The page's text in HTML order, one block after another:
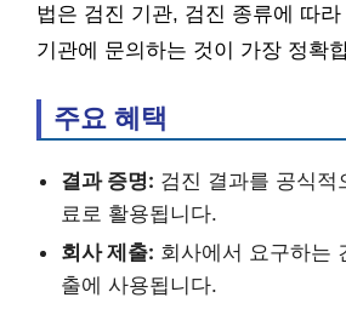
법은 검진 기관, 검진 종류에 따
기관에 문의하는 것이 가장 정확
주요 혜택
결과 증명: 검진 결과를 공식적
료로 활용됩니다.
회사 제출: 회사에서 요구하는
출에 사용됩니다.